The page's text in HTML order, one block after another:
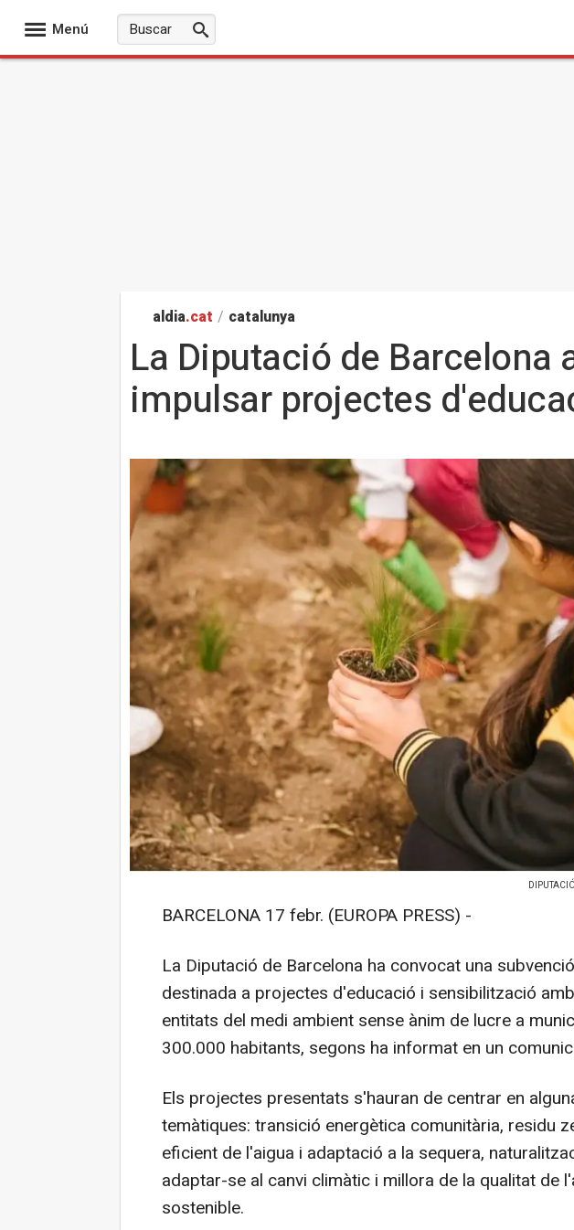
Menú
aldia.cat / catalunya
La Diputació de Barcelona
impulsar projectes
BARCELONA 17 febr. (EUROPA PRESS) -
La Diputació de Barcelona ha convocat una
destinada a projectes d'educació i sensibilització
entitats del medi ambient sense ànim de lucre a
300.000 habitants, segons ha informat en un
Els projectes presentats s'hauran de centrar en
temàtiques: transició energètica comunitària, residu
eficient de l'aigua i adaptació a la sequera,
adaptar-se al canvi climàtic i millora de la qualitat de
sostenible.